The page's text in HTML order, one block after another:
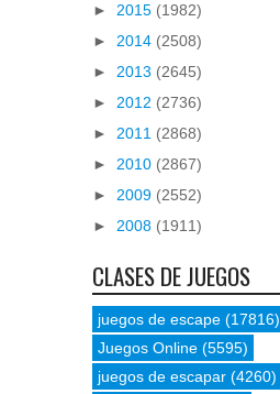
► 2015 (1982)
► 2014 (2508)
► 2013 (2645)
► 2012 (2736)
► 2011 (2868)
► 2010 (2867)
► 2009 (2552)
► 2008 (1911)
CLASES DE JUEGOS
juegos de escape (17816)
Juegos Online (5595)
juegos de escapar (4260)